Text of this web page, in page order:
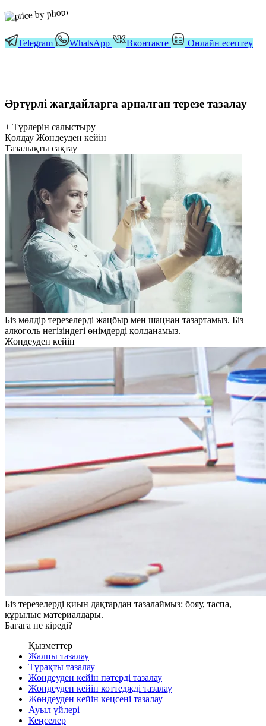
Telegram WhatsApp Вконтакте Онлайн есептеу
Әртүрлі жағдайларға арналған терезе тазалау
+ Түрлерін салыстыру
Қолдау Жөндеуден кейін
Тазалықты сақтау
Біз мөлдір терезелерді жаңбыр мен шаңнан тазартамыз. Біз
алкоголь негізіндегі өнімдерді қолданамыз.
Жөндеуден кейін
Біз терезелерді қиын дақтардан тазалаймыз: бояу, таспа,
құрылыс материалдары.
Бағаға не кіреді?
Қызметтер
Жалпы тазалау
Тұрақты тазалау
Жөндеуден кейін пәтерді тазалау
Жөндеуден кейін коттеджді тазалау
Жөндеуден кейін кеңсені тазалау
Ауыл үйлері
Кеңселер